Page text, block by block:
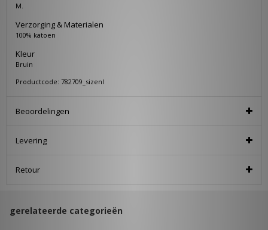
M.
Verzorging & Materialen
100% katoen
Kleur
Bruin
Productcode: 782709_sizenl
Beoordelingen
Levering
Retour
gerelateerde categorieën